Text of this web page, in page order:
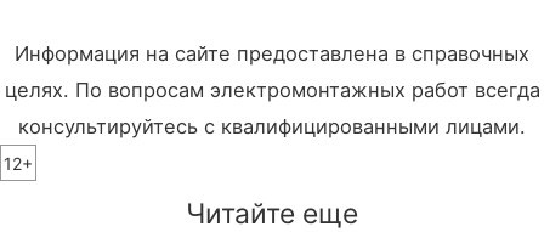
Информация на сайте предоставлена в справочных
целях. По вопросам электромонтажных работ всегда
консультируйтесь с квалифицированными лицами.
12+
Читайте еще